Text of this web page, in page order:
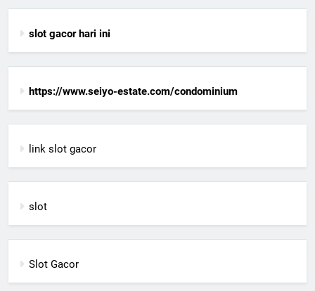
slot gacor hari ini
https://www.seiyo-estate.com/condominium
link slot gacor
slot
Slot Gacor